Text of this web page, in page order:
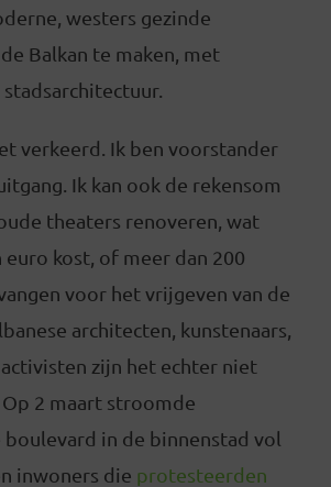
westers gezinde
Balkan te maken, met
verkeerd. Ik ben voorstander
Ik kan ook de rekensom
theaters renoveren, wat
euro kost, of meer dan 200
voor het vrijgeven van de
architecten, kunstenaars,
zijn het echter niet
2 maart stroomde
in de binnenstad vol
inwoners die protesteerden